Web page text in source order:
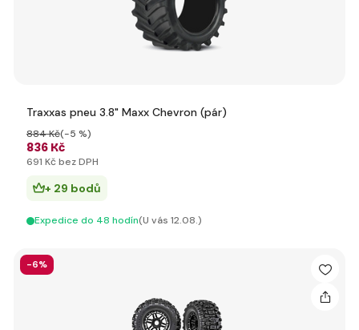
Traxxas pneu 3.8" Maxx Chevron (pár)
836 Kč
884 Kč(-5 %)
691 Kč bez DPH
+ 29 bodů
Expedice do 48 hodín(U vás 12.08.)
-6%